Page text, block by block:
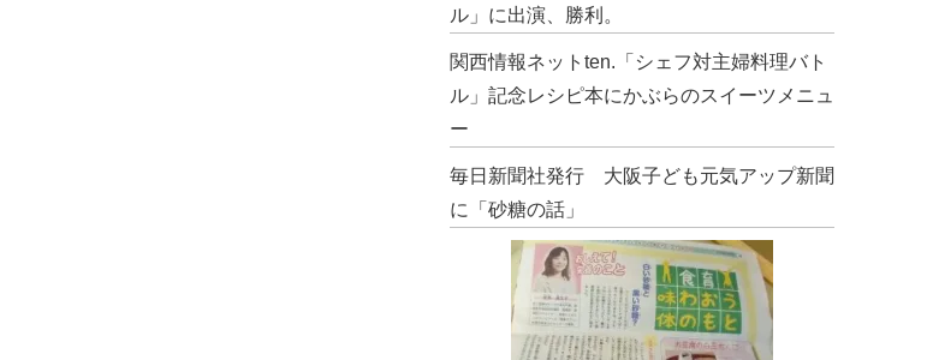
ル」に出演、勝利。
関西情報ネットten.「シェフ対主婦料理バト
ル」記念レシピ本にかぶらのスイーツメニュ
ー
毎日新聞社発行 大阪子ども元気アップ新聞
に「砂糖の話」